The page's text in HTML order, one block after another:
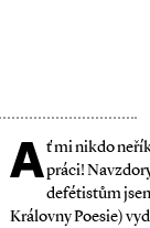
A
ť mi nikdo
práci!
defétistům
Královny Poesie)